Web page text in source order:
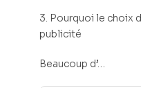
3. Pourquoi le choix
publicité
Beaucoup d’…